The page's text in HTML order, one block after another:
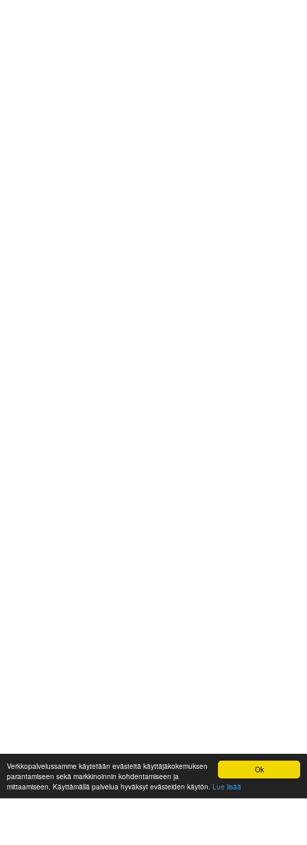
Ok
Verkkopalvelussamme käytetään evästeitä käyttäjäkokemuksen
parantamiseen sekä markkinoinnin kohdentamiseen ja
mittaamiseen. Käyttämällä palvelua hyväksyt evästeiden käytön. Lue lisää